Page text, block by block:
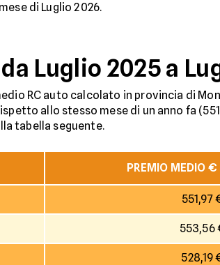
di Luglio 2026.
Luglio 2025 a
RC auto calcolato in provincia di
allo stesso mese di un anno fa
tabella seguente.
PREMIO MEDIO
551,97
553,56
528,19